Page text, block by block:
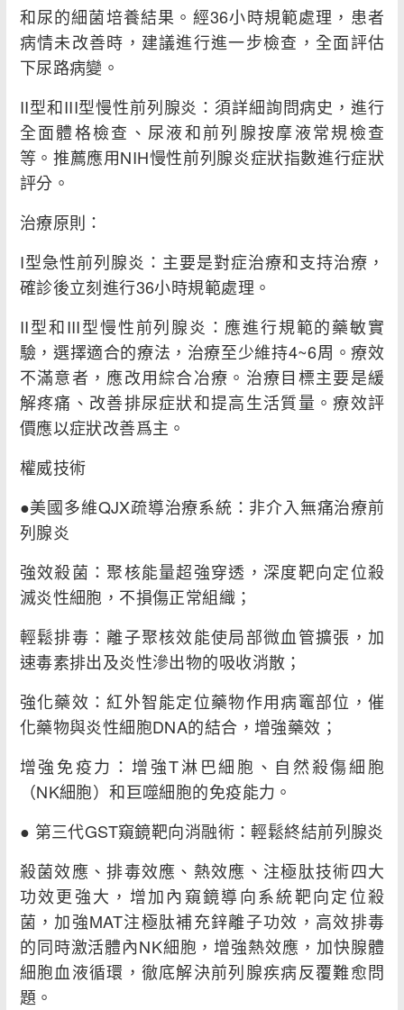
和尿的細菌培養結果。經36小時規範處理，患者
病情未改善時，建議進行進一步檢查，全面評估
下尿路病變。
II型和III型慢性前列腺炎：須詳細詢問病史，進行
全面體格檢查、尿液和前列腺按摩液常規檢查
等。推薦應用NIH慢性前列腺炎症狀指數進行症狀
評分。
治療原則：
I型急性前列腺炎：主要是對症治療和支持治療，
確診後立刻進行36小時規範處理。
II型和III型慢性前列腺炎：應進行規範的藥敏實
驗，選擇適合的療法，治療至少維持4~6周。療效
不滿意者，應改用綜合冶療。治療目標主要是緩
解疼痛、改善排尿症狀和提高生活質量。療效評
價應以症狀改善爲主。
權威技術
●美國多維QJX疏導治療系統：非介入無痛治療前
列腺炎
強效殺菌：聚核能量超強穿透，深度靶向定位殺
滅炎性細胞，不損傷正常組織；
輕鬆排毒：離子聚核效能使局部微血管擴張，加
速毒素排出及炎性滲出物的吸收消散；
強化藥效：紅外智能定位藥物作用病竈部位，催
化藥物與炎性細胞DNA的結合，增強藥效；
增強免疫力：增強T淋巴細胞、自然殺傷細胞
（NK細胞）和巨噬細胞的免疫能力。
● 第三代GST窺鏡靶向消融術：輕鬆終結前列腺炎
殺菌效應、排毒效應、熱效應、注極肽技術四大
功效更強大，增加內窺鏡導向系統靶向定位殺
菌，加強MAT注極肽補充鋅離子功效，高效排毒
的同時激活體內NK細胞，增強熱效應，加快腺體
細胞血液循環，徹底解決前列腺疾病反覆難愈問
題。